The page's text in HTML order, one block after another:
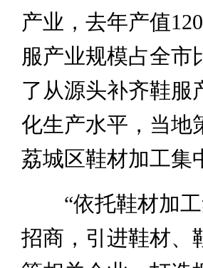
产业，去年产值
服产业规模占全市
了从源头补齐鞋服
化生产水平，当地
荔城区鞋材加工集
“依托鞋材加工
招商，引进鞋材、